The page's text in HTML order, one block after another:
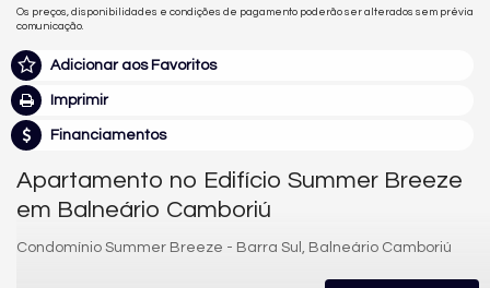
Os preços, disponibilidades e condições de pagamento poderão ser alterados sem prévia
comunicação.
Adicionar aos Favoritos
Imprimir
Financiamentos
Apartamento no Edifício Summer Breeze
em Balneário Camboriú
Condomínio Summer Breeze - Barra Sul, Balneário Camboriú